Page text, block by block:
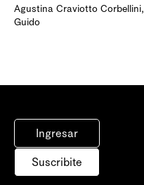
Agustina Craviotto Corbellini,
Guido
Ingresar
Suscribite